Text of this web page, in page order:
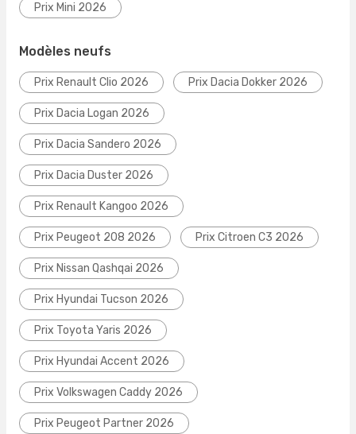
Prix Mini 2026
Modèles neufs
Prix Renault Clio 2026 Prix Dacia Dokker 2026
Prix Dacia Logan 2026
Prix Dacia Sandero 2026
Prix Dacia Duster 2026
Prix Renault Kangoo 2026
Prix Peugeot 208 2026 Prix Citroen C3 2026
Prix Nissan Qashqai 2026
Prix Hyundai Tucson 2026
Prix Toyota Yaris 2026
Prix Hyundai Accent 2026
Prix Volkswagen Caddy 2026
Prix Peugeot Partner 2026